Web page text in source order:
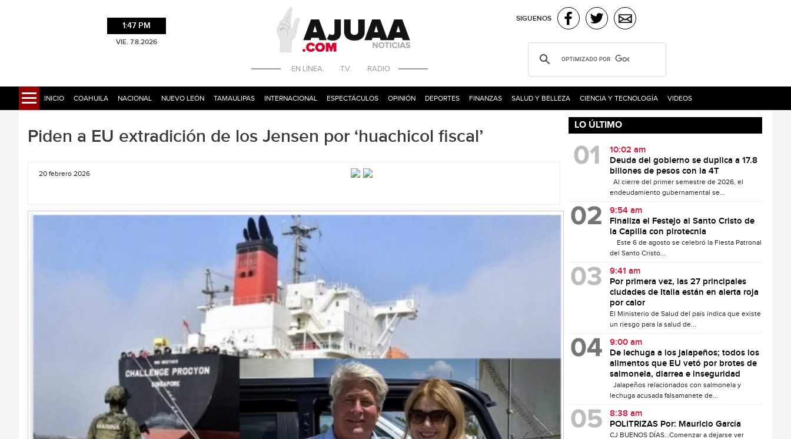
1:47 PM
VIE. 7.8.2026
·EN LÍNEA. ·T.V. ·RADIO
SIGUENOS
INICIO COAHUILA NACIONAL NUEVO LEÓN TAMAULIPAS INTERNACIONAL ESPECTÁCULOS OPINIÓN DEPORTES FINANZAS SALUD Y BELLEZA CIENCIA Y TECNOLOGÍA VIDEOS
Piden a EU extradición de los Jensen por ‘huachicol fiscal’
20 febrero 2026
LO ÚLTIMO
10:02 am
Deuda del gobierno se duplica a 17.8
billones de pesos con la 4T
Al cierre del primer semestre de 2026, el
endeudamiento gubernamental se...
9:54 am
Finaliza el Festejo al Santo Cristo de
la Capilla con pirotecnia
Este 6 de agosto se celebró la Fiesta Patronal
del Santo Cristo...
9:41 am
Por primera vez, las 27 principales
ciudades de Italia están en alerta roja
por calor
El Ministerio de Salud del país indica que existe
un riesgo para la salud de...
9:00 am
De lechuga a los jalapeños; todos los
alimentos que EU vetó por brotes de
salmonela, diarrea e inseguridad
Jalapeños relacionados con salmonela y
lechuga acusada falsamanete de...
8:38 am
POLITRIZAS Por: Mauricio García
CJ BUENOS DÍAS…Comenzar a dejarse ver